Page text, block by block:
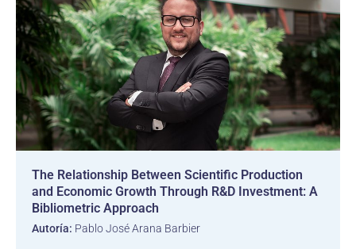
The Relationship Between Scientific Production
and Economic Growth Through R&D Investment: A
Bibliometric Approach
Autoría: Pablo José Arana Barbier